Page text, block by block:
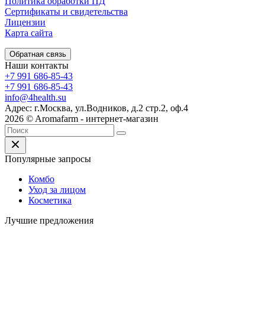
Сертификаты и свидетельства
Лицензии
Карта сайта
Обратная связь
Наши контакты
+7 991 686-85-43
+7 991 686-85-43
info@4health.su
Адрес: г.Москва, ул.Водников, д.2 стр.2, оф.4
2026 © Aromafarm - интернет-магазин
Популярные запросы
Комбо
Уход за лицом
Косметика
Лучшие предложения